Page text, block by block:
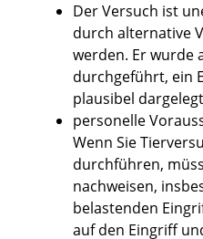
Der Versuch ist
durch alternative
werden. Er wurde
durchgeführt, ein
plausibel
personelle
Wenn Sie
durchführen,
nachweisen,
belastenden
auf den Eingriff